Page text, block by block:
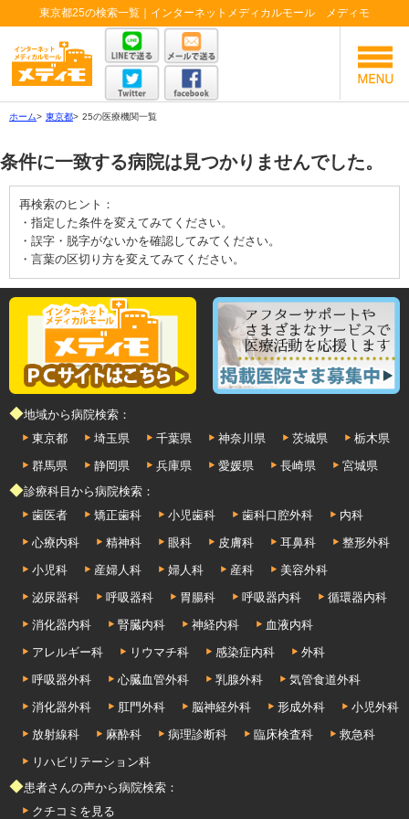
東京都25の検索一覧｜インターネットメディカルモール メディモ
ホーム> 東京都> 25の医療機関一覧
条件に一致する病院は見つかりませんでした。
再検索のヒント：
・指定した条件を変えてみてください。
・誤字・脱字がないかを確認してみてください。
・言葉の区切り方を変えてみてください。
◆地域から病院検索：
東京都
埼玉県 千葉県 神奈川県 茨城県
栃木県
群馬県
静岡県 兵庫県 愛媛県 長崎県
宮城県
◆診療科目から病院検索：
歯医者
矯正歯科 小児歯科 歯科口腔外科
内科
心療内科
精神科 眼科 皮膚科 耳鼻科
整形外科
小児科
産婦人科 婦人科 産科
美容外科
泌尿器科
呼吸器科 胃腸科 呼吸器内科
循環器内科
消化器内科
腎臓内科 神経内科
血液内科
アレルギー科
リウマチ科 感染症内科
外科
呼吸器外科
心臓血管外科 乳腺外科
気管食道外科
消化器外科
肛門外科 脳神経外科 形成外科
小児外科
放射線科
麻酔科 病理診断科 臨床検査科
救急科
リハビリテーション科
◆患者さんの声から病院検索：
クチコミを見る